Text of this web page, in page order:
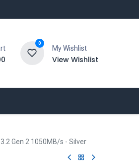
0
My Wishlist
View Wishlist
Gen 2 1050MB/s - Silver